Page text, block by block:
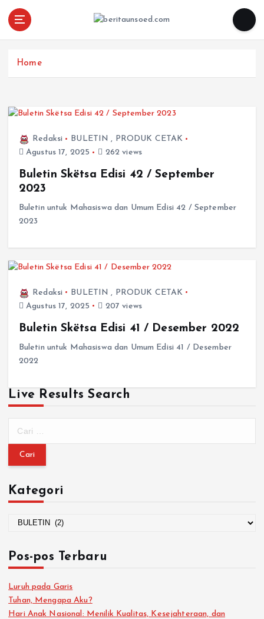
Home
Redaksi BULETIN , PRODUK CETAK
Agustus 17, 2025
262 views
Buletin Skëtsa Edisi 42 / September
2023
Buletin untuk Mahasiswa dan Umum Edisi 42 / September
2023
Redaksi BULETIN , PRODUK CETAK
Agustus 17, 2025
207 views
Buletin Skëtsa Edisi 41 / Desember 2022
Buletin untuk Mahasiswa dan Umum Edisi 41 / Desember
2022
Live Results Search
Kategori
Pos-pos Terbaru
Luruh pada Garis
Tuhan, Mengapa Aku?
Hari Anak Nasional: Menilik Kualitas, Kesejahteraan, dan